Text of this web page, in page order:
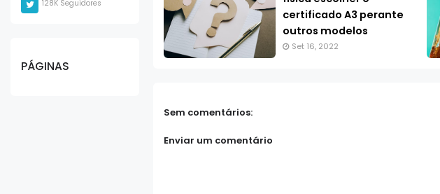
128K Seguidores
PÁGINAS
certificado A3 perante
outros modelos
Set 16, 2022
Sem comentários:
Enviar um comentário